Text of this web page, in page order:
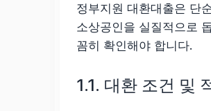
정부지원 대환대출은 단
소상공인을 실질적으로
꼼히 확인해야 합니다.
1.1. 대환 조건 및